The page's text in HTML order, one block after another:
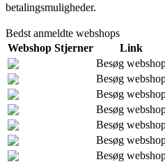
betalingsmuligheder.
Bedst anmeldte webshops
Webshop Stjerner
Link
Besøg
Besøg
Besøg
Besøg
Besøg
Besøg
Besøg